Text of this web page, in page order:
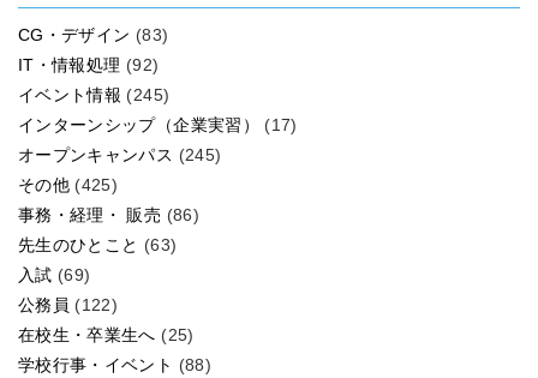
CG・デザイン (83)
IT・情報処理 (92)
イベント情報 (245)
インターンシップ（企業実習）
(17)
オープンキャンパス (245)
その他 (425)
事務・経理・ 販売 (86)
先生のひとこと (63)
入試 (69)
公務員 (122)
在校生・卒業生へ (25)
学校行事・イベント (88)